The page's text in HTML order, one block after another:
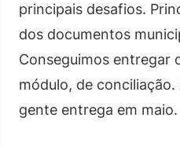
principais desafios.
dos documentos
Conseguimos entregar
módulo, de
gente entrega em maio.